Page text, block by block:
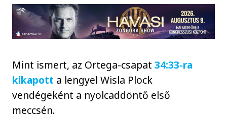
Mint ismert, az Ortega-csapat34:33-ra
kikapott a lengyel Wisla Plock
vendégeként a nyolcaddöntő első
meccsén.